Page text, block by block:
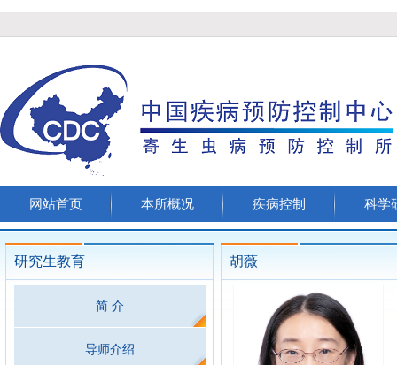
网站首页 本所概况 疾病控制 科学
研究生教育
简 介
导师介绍
胡薇